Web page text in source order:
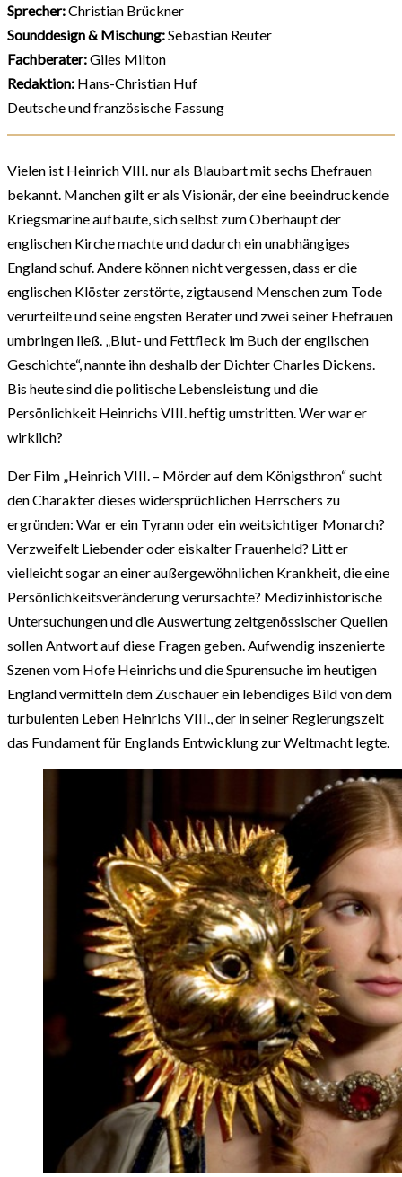
Sprecher:Christian Brückner
Sounddesign & Mischung:Sebastian Reuter
Fachberater:Giles Milton
Redaktion: Hans-Christian Huf
Deutsche und französische Fassung
Vielen ist Heinrich VIII. nur als Blaubart mit sechs Ehefrauen
bekannt. Manchen gilt er als Visionär, der eine beeindruckende
Kriegsmarine aufbaute, sich selbst zum Oberhaupt der
englischen Kirche machte und dadurch ein unabhängiges
England schuf. Andere können nicht vergessen, dass er die
englischen Klöster zerstörte, zigtausend Menschen zum Tode
verurteilte und seine engsten Berater und zwei seiner Ehefrauen
umbringen ließ. „Blut- und Fettfleck im Buch der englischen
Geschichte“, nannte ihn deshalb der Dichter Charles Dickens.
Bis heute sind die politische Lebensleistung und die
Persönlichkeit Heinrichs VIII. heftig umstritten. Wer war er
wirklich?
Der Film „Heinrich VIII. – Mörder auf dem Königsthron“ sucht
den Charakter dieses widersprüchlichen Herrschers zu
ergründen: War er ein Tyrann oder ein weitsichtiger Monarch?
Verzweifelt Liebender oder eiskalter Frauenheld? Litt er
vielleicht sogar an einer außergewöhnlichen Krankheit, die eine
Persönlichkeitsveränderung verursachte? Medizinhistorische
Untersuchungen und die Auswertung zeitgenössischer Quellen
sollen Antwort auf diese Fragen geben. Aufwendig inszenierte
Szenen vom Hofe Heinrichs und die Spurensuche im heutigen
England vermitteln dem Zuschauer ein lebendiges Bild von dem
turbulenten Leben Heinrichs VIII., der in seiner Regierungszeit
das Fundament für Englands Entwicklung zur Weltmacht legte.